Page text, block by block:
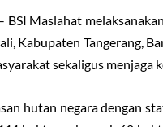
BSI Maslahat
Kabupaten Tangerang,
sekaligus menjaga
hutan negara dengan